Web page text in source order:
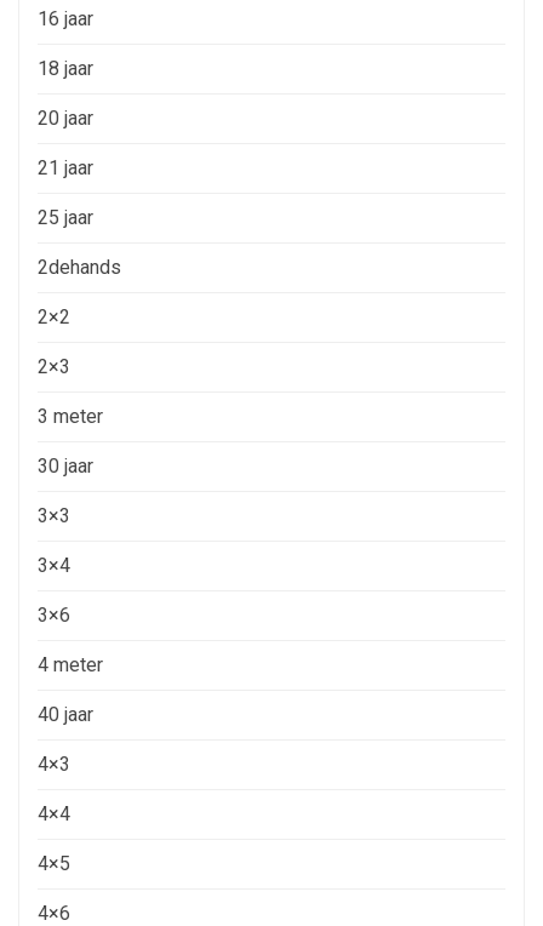
16 jaar
18 jaar
20 jaar
21 jaar
25 jaar
2dehands
2×2
2×3
3 meter
30 jaar
3×3
3×4
3×6
4 meter
40 jaar
4×3
4×4
4×5
4×6